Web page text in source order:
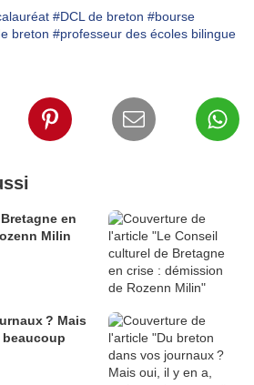
#DCL de breton #bourse
breton #professeur des écoles bilingue
en
Milin
? Mais